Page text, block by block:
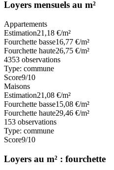
Loyers mensuels au m²
Appartements
Estimation21,18 €/m²
Fourchette basse16,77 €/m²
Fourchette haute26,75 €/m²
4353 observations
Type: commune
Score9/10
Maisons
Estimation21,08 €/m²
Fourchette basse15,08 €/m²
Fourchette haute29,46 €/m²
153 observations
Type: commune
Score9/10
Loyers au m² : fourchette